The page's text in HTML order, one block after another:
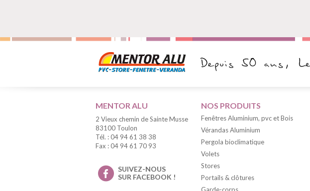
MENTOR ALU
2 Vieux chemin de Sainte Musse
83100 Toulon
Tél. : 04 94 61 38 38
Fax : 04 94 61 70 93
SUIVEZ-NOUS
SUR FACEBOOK !
NOS PRODUITS
Fenêtres Aluminium, pvc et Bois
Vérandas Aluminium
Pergola bioclimatique
Volets
Stores
Portails & clôtures
Garde-corps